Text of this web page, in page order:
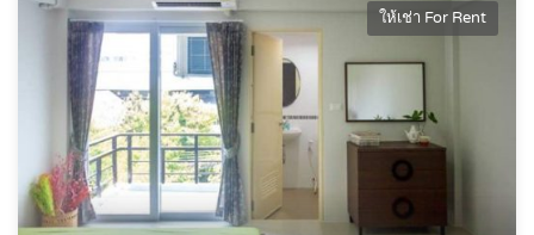
ให้เช่า For Rent